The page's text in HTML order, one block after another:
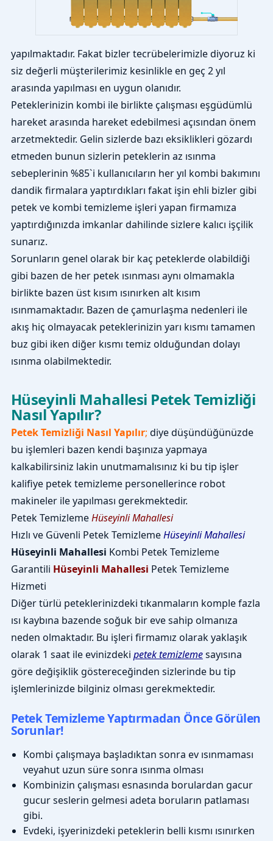
yapılmaktadır. Fakat bizler tecrübelerimizle diyoruz ki
siz değerli müşterilerimiz kesinlikle en geç 2 yıl
arasında yapılması en uygun olanıdır.
Peteklerinizin kombi ile birlikte çalışması eşgüdümlü
hareket arasında hareket edebilmesi açısından önem
arzetmektedir. Gelin sizlerde bazı eksiklikleri gözardı
etmeden bunun sizlerin peteklerin az ısınma
sebeplerinin %85`i kullanıcıların her yıl kombi bakımını
dandik firmalara yaptırdıkları fakat işin ehli bizler gibi
petek ve kombi temizleme işleri yapan firmamıza
yaptırdığınızda imkanlar dahilinde sizlere kalıcı işçilik
sunarız.
Sorunların genel olarak bir kaç peteklerde olabildiği
gibi bazen de her petek ısınması aynı olmamakla
birlikte bazen üst kısım ısınırken alt kısım
ısınmamaktadır. Bazen de çamurlaşma nedenleri ile
akış hiç olmayacak peteklerinizin yarı kısmı tamamen
buz gibi iken diğer kısmı temiz olduğundan dolayı
ısınma olabilmektedir.
Hüseyinli Mahallesi Petek Temizliği
Nasıl Yapılır?
Petek Temizliği Nasıl Yapılır; diye düşündüğünüzde
bu işlemleri bazen kendi başınıza yapmaya
kalkabilirsiniz lakin unutmamalısınız ki bu tip işler
kalifiye petek temizleme personellerince robot
makineler ile yapılması gerekmektedir.
Petek TemizlemeHüseyinli Mahallesi
Hızlı ve Güvenli Petek TemizlemeHüseyinli Mahallesi
Hüseyinli Mahallesi Kombi Petek Temizleme
Garantili Hüseyinli Mahallesi Petek Temizleme
Hizmeti
Diğer türlü peteklerinizdeki tıkanmaların komple fazla
ısı kaybına bazende soğuk bir eve sahip olmanıza
neden olmaktadır. Bu işleri firmamız olarak yaklaşık
olarak 1 saat ile evinizdeki petek temizlemesayısına
göre değişiklik göstereceğinden sizlerinde bu tip
işlemlerinizde bilginiz olması gerekmektedir.
Petek Temizleme Yaptırmadan Önce Görülen
Sorunlar!
Kombi çalışmaya başladıktan sonra ev ısınmaması
veyahut uzun süre sonra ısınma olması
Kombinizin çalışması esnasında borulardan gacur
gucur seslerin gelmesi adeta boruların patlaması
gibi.
Evdeki, işyerinizdeki peteklerin belli kısmı ısınırken